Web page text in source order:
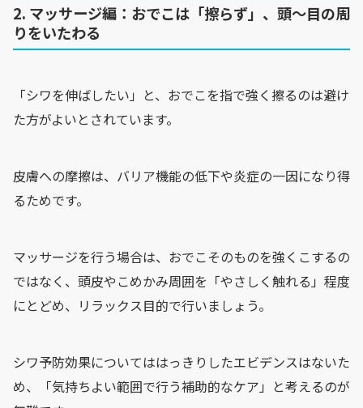
2. マッサージ編：おでこは「擦らず」、頭〜目の周
りをいたわる
「シワを伸ばしたい」と、おでこを指で強く擦るのは避け
た方がよいとされています。
皮膚への摩擦は、バリア機能の低下や炎症の一因になり得
るためです。
マッサージを行う場合は、おでこそのものを強くこするの
ではなく、頭皮やこめかみ周囲を「やさしく触れる」程度
にとどめ、リラックス目的で行いましょう。
シワ予防効果についてははっきりしたエビデンスはないた
め、「気持ちよい範囲で行う補助的なケア」と考えるのが